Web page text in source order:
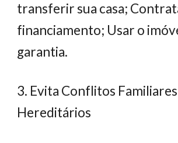
transferir sua casa;
financiamento; Usar o
garantia.
3. Evita Conflitos
Hereditários